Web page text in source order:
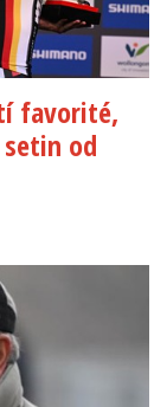
favorité,
od